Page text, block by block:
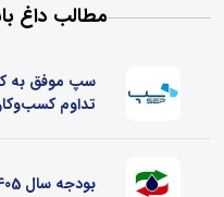
مطالب داغ
سپ موفق به
تداوم
بودجه سال 1405 در مجموع قابل دفاع است